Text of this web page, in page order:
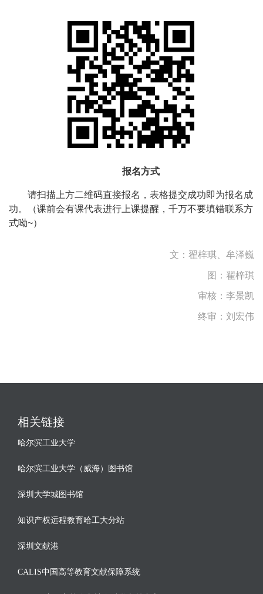
报名方式
请扫描上方二维码直接报名，表格提交成功即为报名成
功。（课前会有课代表进行上课提醒，千万不要填错联系方
式呦~）
文：翟梓琪、牟泽巍
图：翟梓琪
审核： 李景凯
终审：刘宏伟
相关链接
哈尔滨工业大学
哈尔滨工业大学（威海）图书馆
深圳大学城图书馆
知识产权远程教育哈工大分站
深圳文献港
CALIS中国高等教育文献保障系统